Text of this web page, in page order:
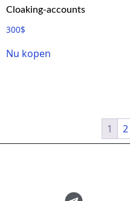
Cloaking-accounts
300$
Nu kopen
1 2